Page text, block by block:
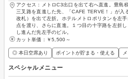
アクセス：メトロC3出口を出て右へ直進。豊島
三叉路を直進した先、「CAFE TERVE！」が入
改札）を出て左折。ホテルメトロポリタンを左
点を渡り、さらに直進。１つ目の十字路を左折
し進んだ先左手のビル。
カット単価： ￥5,500～
◎ 本日空席あり ポイントが貯まる・使える
スペシャルメニュー